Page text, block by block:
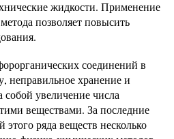
жидкости. Применение
позволяет повысить
соединений в
неправильное хранение и
собой увеличение числа
веществами. За последние
ряда веществ несколько